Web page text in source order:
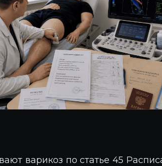
варикоз по статье 45